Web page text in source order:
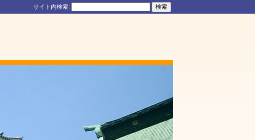
サイト内検索: